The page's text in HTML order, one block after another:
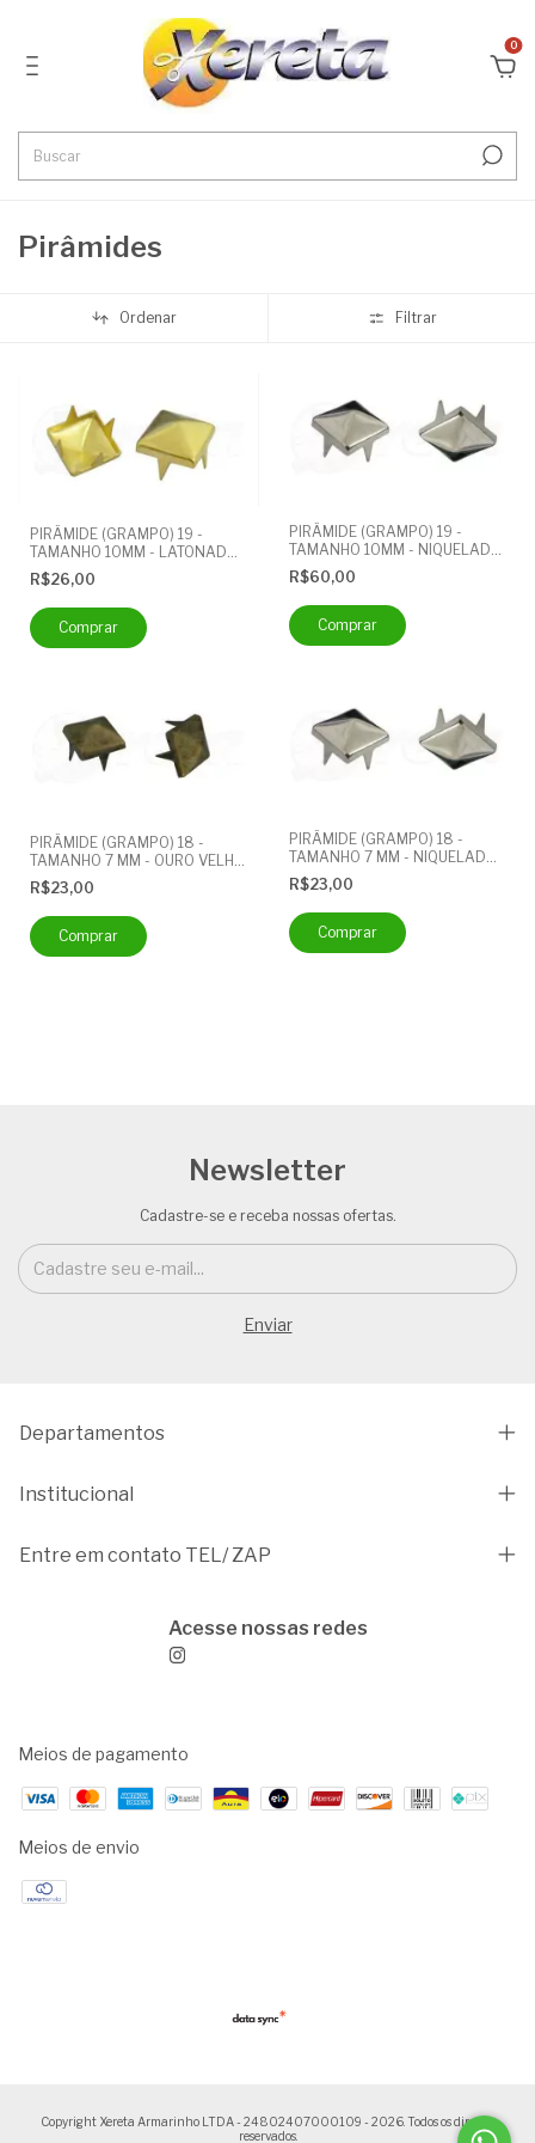
0
Pirâmides
Ordenar Filtrar
PIRÂMIDE (GRAMPO) 19 -
TAMANHO 10MM - LATONADO
- PACOTE COM 1000
UNIDADES
R$26,00
PIRÂMIDE (GRAMPO) 19 -
TAMANHO 10MM - NIQUELADO
- PACOTE COM 1000
UNIDADES
R$60,00
PIRÂMIDE (GRAMPO) 18 -
TAMANHO 7 MM - OURO VELHO
- PACOTE COM 1000
UNIDADES
R$23,00
PIRÂMIDE (GRAMPO) 18 -
TAMANHO 7 MM - NIQUELADO
- PACOTE COM 1000
UNIDADES
R$23,00
Newsletter
Cadastre-se e receba nossas ofertas.
Departamentos
Institucional
Entre em contato TEL/ ZAP
Meios de pagamento
Meios de envio
Copyright Xereta Armarinho LTDA - 24802407000109 - 2026. Todos os direitos
reservados.